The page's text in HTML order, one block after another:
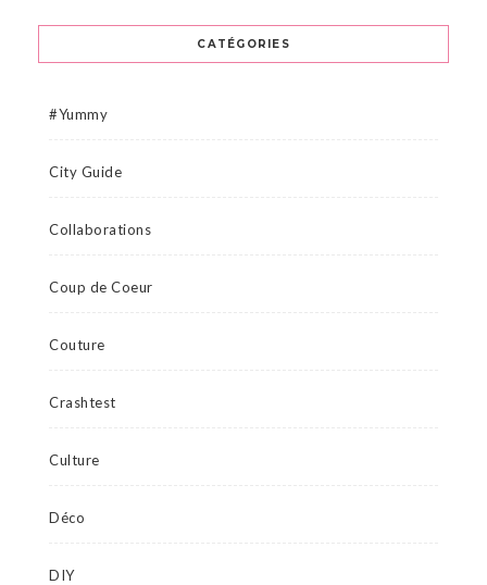
CATÉGORIES
#Yummy
City Guide
Collaborations
Coup de Coeur
Couture
Crashtest
Culture
Déco
DIY